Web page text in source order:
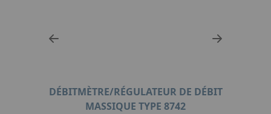
DÉBITMÈTRE/RÉGULATEUR DE DÉBIT
MASSIQUE TYPE 8742